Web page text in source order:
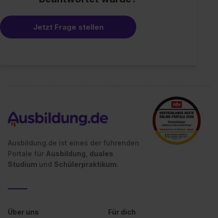
einzelnen Cookies findest du durch Klick auf „Details
zeigen“. Weitere Informationen:Datenschutzerklärung
Impressum.
Jetzt Frage stellen
Ausbildung.de ist eines der führenden
Portale für Ausbildung, duales
Studium und Schülerpraktikum.
Über uns Für dich